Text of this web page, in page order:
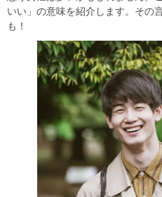
いい」の意味を紹介します。その
も！